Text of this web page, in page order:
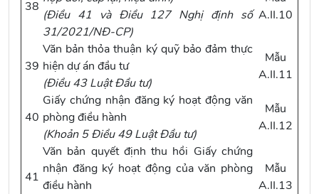
38
(Điều 41 và Điều 127 Nghị định số
31/2021/NĐ-CP)
A.II.10
39
Văn bản thỏa thuận ký quỹ bảo đảm thực
hiện dự án đầu tư
(Điều 43 Luật Đầu tư)
Mẫu
A.II.11
40
Giấy chứng nhận đăng ký hoạt động văn
phòng điều hành
(Khoản 5 Điều 49 Luật Đầu tư)
Mẫu
A.II.12
41
Văn bản quyết định thu hồi Giấy chứng
nhận đăng ký hoạt động của văn phòng
điều hành
Mẫu
A.II.13